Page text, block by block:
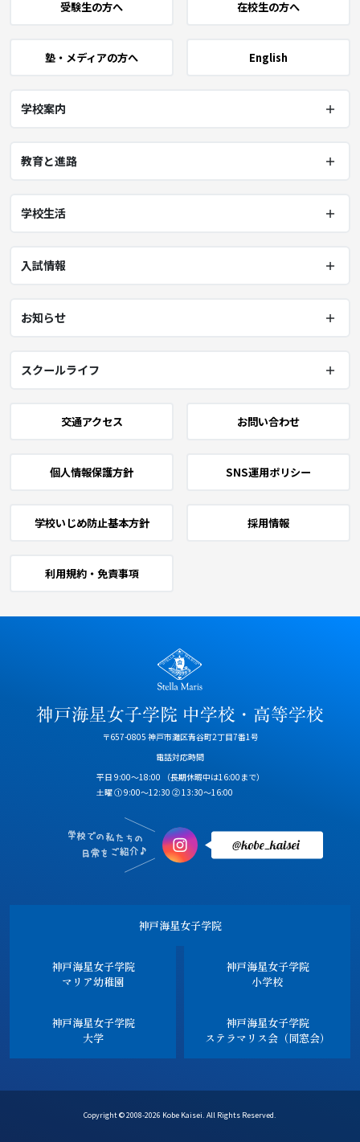
受験生の方へ 在校生の方へ
塾・メディアの方へ English
学校案内
教育と進路
学校生活
入試情報
お知らせ
スクールライフ
交通アクセス お問い合わせ
個人情報保護方針 SNS運用ポリシー
学校いじめ防止基本方針 採用情報
利用規約・免責事項
〒657-0805 神戸市灘区青谷町2丁目7番1号
電話対応時間
平日 9:00～18:00
（長期休暇中は16:00まで）
土曜 ① 9:00～12:30 ② 13:30～16:00
神戸海星女子学院
神戸海星女子学院
マリア幼稚園
神戸海星女子学院
小学校
神戸海星女子学院
大学
神戸海星女子学院
ステラマリス会（同窓会）
Copyright © 2008-2026 Kobe Kaisei. All Rights Reserved.